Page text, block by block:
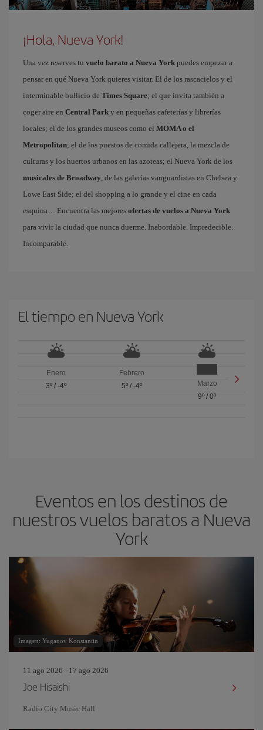
¡Hola, Nueva York!
Una vez reserves tu vuelo barato a Nueva York puedes empezar a
pensar en qué Nueva York quieres visitar. El de los rascacielos y el
interminable bullicio de Times Square; el que invita también a
coger aire en Central Park y en pequeñas cafeterías y librerías
locales; el de los grandes museos como el MOMA o el
Metropolitan; el de los puestos de comida callejera, la mezcla de
culturas y los huertos urbanos en las azoteas; el Nueva York de los
musicales de Broadway, de las galerías vanguardistas en Chelsea y
Lowe East Side; el del shopping a lo grande y el cine en cada
esquina… Encuentra las mejores ofertas de vuelos a Nueva York
para vivir la ciudad que nunca duerme. Inabordable. Impredecible.
Incomparable.
El tiempo en Nueva York
Enero
3º/ -4º
Febrero
5º/ -4º
Marzo
9º /0º
Eventos en los destinos de
nuestros vuelos baratos a Nueva
York
Imagen: Yuganov Konstantin
11 ago 2026 - 17 ago 2026
Joe Hisaishi
Radio City Music Hall